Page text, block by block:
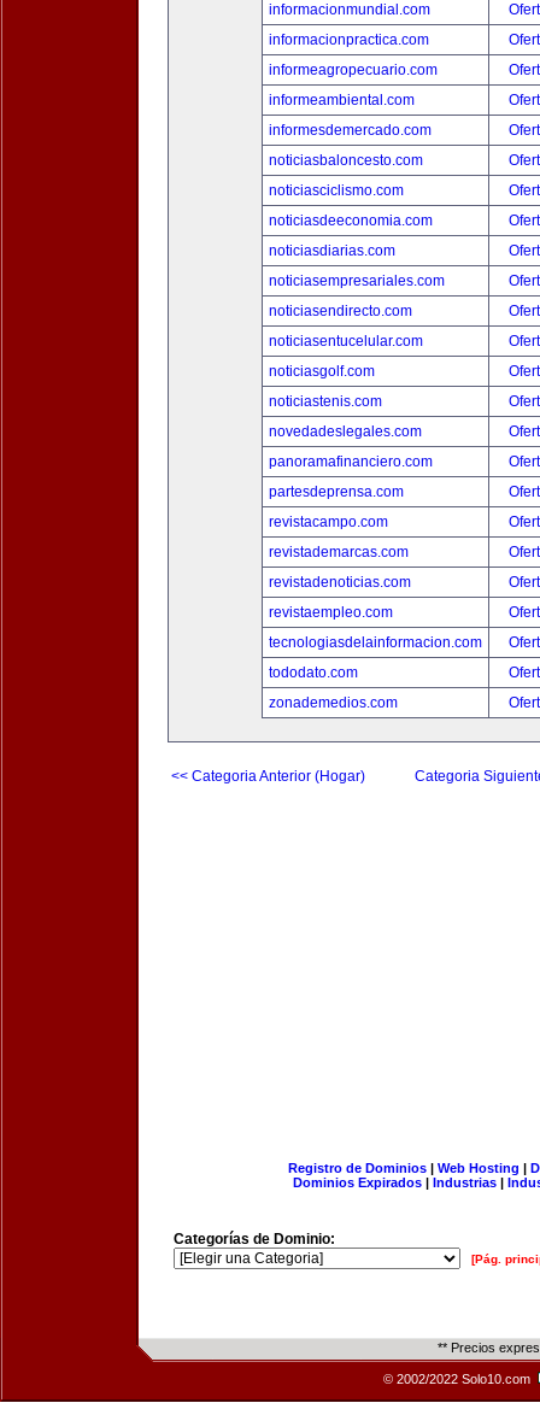
informacionmundial.com
informacionpractica.com
informeagropecuario.com
informeambiental.com
informesdemercado.com
noticiasbaloncesto.com
noticiasciclismo.com
noticiasdeeconomia.com
noticiasdiarias.com
noticiasempresariales.com
noticiasendirecto.com
noticiasentucelular.com
noticiasgolf.com
noticiastenis.com
novedadeslegales.com
panoramafinanciero.com
partesdeprensa.com
revistacampo.com
revistademarcas.com
revistadenoticias.com
revistaempleo.com
tecnologiasdelainformacion.com
tododato.com
zonademedios.com
<< Categoria Anterior (Hogar) Categoria
Registro de Dominios| Web Hosting |
Dominios Expirados | Industrias |
Categorías de Dominio:
[Pág.
** Precios
© 2002/2022 Solo10.com